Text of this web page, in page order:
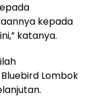
kepada
katanya.
Lombok